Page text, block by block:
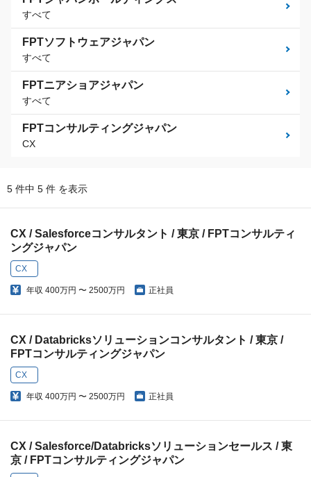
すべて
FPTソフトウェアジャパン
すべて
FPTニアショアジャパン
すべて
FPTコンサルティングジャパン
CX
5 件中 5 件 を表示
CX / Salesforceコンサルタント / 東京 / FPTコンサルティ
ングジャパン
CX
年収 400万円 〜 2500万円 正社員
CX / Databricksソリューションコンサルタント / 東京 /
FPTコンサルティングジャパン
CX
年収 400万円 〜 2500万円 正社員
CX / Salesforce/Databricksソリューションセールス / 東
京 / FPTコンサルティングジャパン